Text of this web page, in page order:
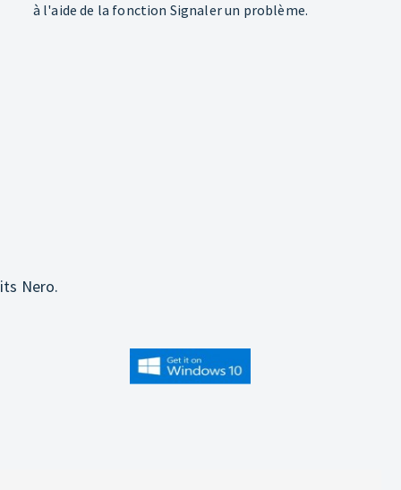
à l'aide de la fonction Signaler un problème.
Nero.